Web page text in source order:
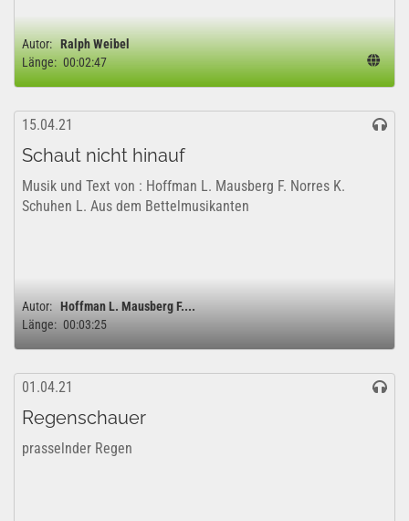
Autor: Ralph Weibel
Länge: 00:02:47
15.04.21
Schaut nicht hinauf
Musik und Text von : Hoffman L. Mausberg F. Norres K.
Schuhen L. Aus dem Bettelmusikanten
Autor: Hoffman L. Mausberg F....
Länge: 00:03:25
01.04.21
Regenschauer
prasselnder Regen